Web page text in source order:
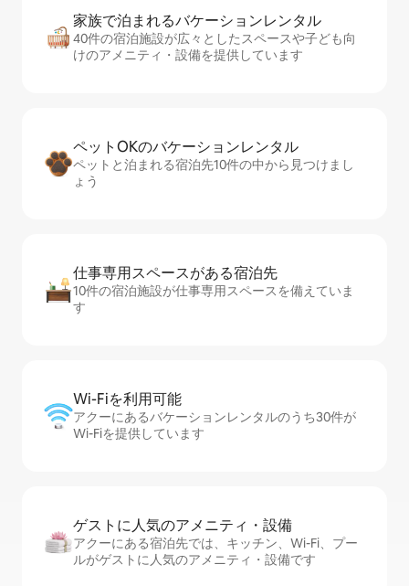
家族で泊まれるバ⁠ケ⁠ー⁠シ⁠ョ⁠ンレ⁠ン⁠タ⁠ル
40件の宿泊施設が広々としたスペースや子ども向
けのアメニティ・設備を提供しています
ペットOKのバ⁠ケ⁠ー⁠シ⁠ョ⁠ンレ⁠ン⁠タ⁠ル
ペットと泊まれる宿泊先10件の中から見つけまし
ょう
仕事専用ス⁠ペ⁠ー⁠スがあ⁠る宿⁠泊⁠先
10件の宿泊施設が仕事専用スペースを備えていま
す
Wi-Fiを利⁠用⁠可⁠能
アクーにあるバケーションレンタルのうち30件が
Wi-Fiを提供しています
ゲストに人⁠気⁠のア⁠メ⁠ニ⁠テ⁠ィ・設⁠備
アクーにある宿泊先では、キッチン、Wi-Fi、プー
ルがゲストに人気のアメニティ・設備です